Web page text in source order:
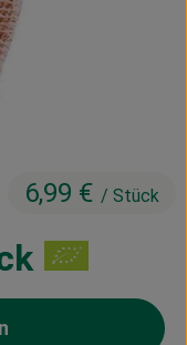
6,99 € / Stück
Warenkorb